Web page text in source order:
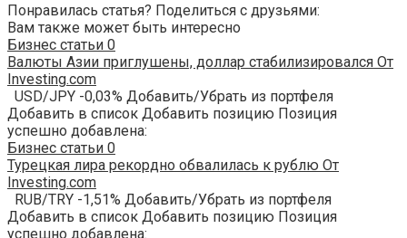
Понравилась статья? Поделиться с друзьями:
Вам также может быть интересно
Бизнес статьи 0
Валюты Азии приглушены, доллар стабилизировался От
Investing.com
USD/JPY -0,03% Добавить/Убрать из портфеля
Добавить в список Добавить позицию Позиция
успешно добавлена:
Бизнес статьи 0
Турецкая лира рекордно обвалилась к рублю От
Investing.com
RUB/TRY -1,51% Добавить/Убрать из портфеля
Добавить в список Добавить позицию Позиция
успешно добавлена: